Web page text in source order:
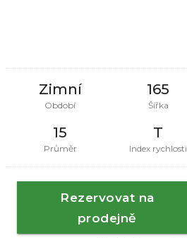
Zimní
Období
165
Šířka
15
Průměr
T
Index rychlosti
Rezervovat na
prodejně